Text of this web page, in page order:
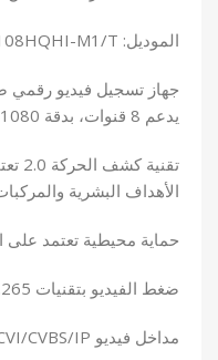
الموديل: iDS-7108HQHI-M1/T
يدعم 8 قنوات، بدقة 1080 بكسل، بحجم 1U، وتقنية H.265
الأهداف البشرية
حماية محيطية تعتمد على
ضغط الفيديو بتقنيات H.265 Pro+/H.265 Pro/H.265
مداخل فيديو HDTVI/AHD/CVI/CVBS/IP